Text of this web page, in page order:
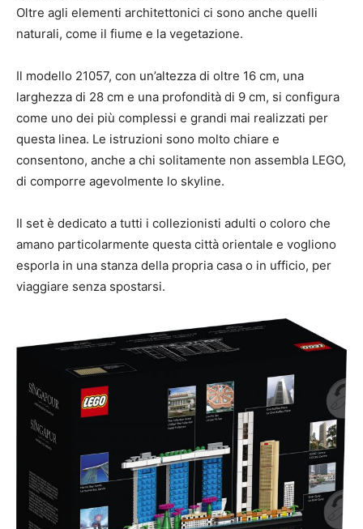
Oltre agli elementi architettonici ci sono anche quelli
naturali, come il fiume e la vegetazione.
Il modello 21057, con un’altezza di oltre 16 cm, una
larghezza di 28 cm e una profondità di 9 cm, si configura
come uno dei più complessi e grandi mai realizzati per
questa linea. Le istruzioni sono molto chiare e
consentono, anche a chi solitamente non assembla LEGO,
di comporre agevolmente lo skyline.
Il set è dedicato a tutti i collezionisti adulti o coloro che
amano particolarmente questa città orientale e vogliono
esporla in una stanza della propria casa o in ufficio, per
viaggiare senza spostarsi.